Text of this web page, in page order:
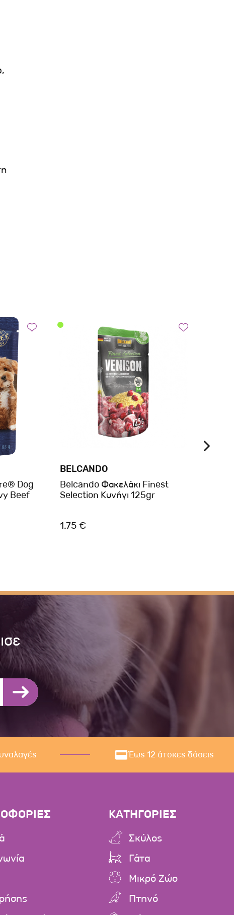
Dog
Beef
BELCANDO
Belcando Φακελάκι Finest
Selection Κυνήγι 125gr
1.75 €
Έως 12 άτοκες δόσεις
ΚΑΤΗΓΟΡΙΕΣ
Σκύλος
Γάτα
Μικρό Ζώο
Πτηνό